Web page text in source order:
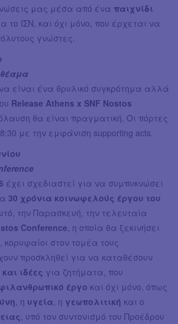
μας μέσα από ένα παιχνίδι
το ΙΣΝ, και όχι μόνο, που έρχεται να
γνώστες.
είναι ένα θρυλικό συγκρότημα αλλά
Release Athens x SNF Nostos
θα είναι πραγματική. Οι πόρτες
με την εμφάνιση supporting acts.
έχει σχεδιαστεί για να συμπυκνώσει
30 χρόνια κοινωφελούς έργου του
την Παρασκευή, την τελευταία
Conference , η οποία θα ξεκινήσει
κορυφαίοι στον τομέα τους
προσκληθεί για να καταθέσουν
ιδέες για ζητήματα, που
έργο και όχι μόνο, όπως
, η υγεία , η γεωπολιτική και ο
, υπό τον συντονισμό του Προέδρου